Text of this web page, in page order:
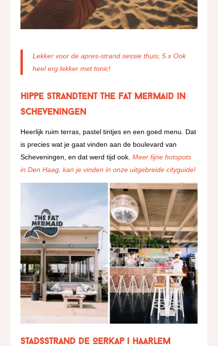
Lekker voor de apres-strand sessie thuis; 5 x Ook
heel erg lekker met tonic!
Hippe strandtent The Fat Mermaid in
Scheveningen
Heerlijk ruim terras, pastel tintjes en een goed menu. Dat
is precies wat je gaat vinden aan de boulevard van
Scheveningen, en dat werd tijd ook.Meer fijne hotspots
in Den Haag, kan je vinden in onze uitgebreide cityguide!
Stadsstrand De Oerkap | Haarlem